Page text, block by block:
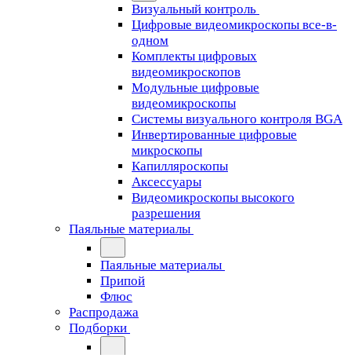
Визуальный контроль
Цифровые видеомикроскопы все-в-
одном
Комплекты цифровых
видеомикроскопов
Модульные цифровые
видеомикроскопы
Cистемы визуального контроля BGA
Инвертированные цифровые
микроскопы
Капилляроскопы
Аксессуары
Видеомикроскопы высокого
разрешения
Паяльные материалы
Паяльные материалы
Припой
Флюс
Распродажа
Подборки